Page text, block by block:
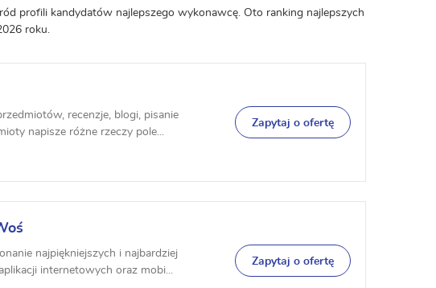
profili kandydatów najlepszego wykonawcę. Oto ranking najlepszych
roku.
recenzje, blogi, pisanie
napisze różne rzeczy pole...
Zapytaj o ofertę
najpiękniejszych i najbardziej
internetowych oraz mobi...
Zapytaj o ofertę